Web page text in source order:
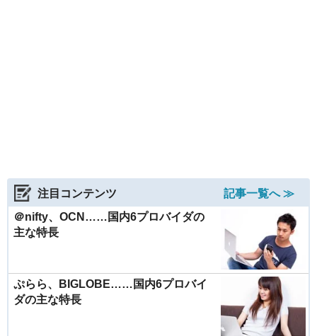
注目コンテンツ
記事一覧へ ≫
＠nifty、OCN……国内6プロバイダの
主な特長
ぷらら、BIGLOBE……国内6プロバイ
ダの主な特長